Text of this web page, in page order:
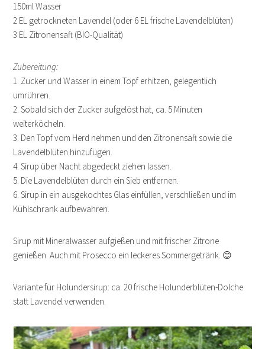
150ml Wasser
2 EL getrockneten Lavendel (oder 6 EL frische Lavendelblüten)
3 EL Zitronensaft (BIO-Qualität)
Zubereitung:
1. Zucker und Wasser in einem Topf erhitzen, gelegentlich
umrühren.
2. Sobald sich der Zucker aufgelöst hat, ca. 5 Minuten
weiterköcheln.
3. Den Topf vom Herd nehmen und den Zitronensaft sowie die
Lavendelblüten hinzufügen.
4. Sirup über Nacht abgedeckt ziehen lassen.
5. Die Lavendelblüten durch ein Sieb entfernen.
6. Sirup in ein ausgekochtes Glas einfüllen, verschließen und im
Kühlschrank aufbewahren.
Sirup mit Mineralwasser aufgießen und mit frischer Zitrone
genießen. Auch mit Prosecco ein leckeres Sommergetränk. 😊
Variante für Holundersirup: ca. 20 frische Holunderblüten-Dolche
statt Lavendel verwenden.